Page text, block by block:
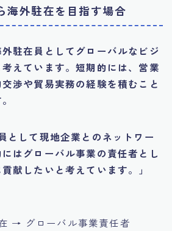
海外駐在を目指す場合
外駐在員としてグローバルなビジ
えています。短期的には、営業
渉や貿易実務の経験を積むこと
として現地企業とのネットワー
はグローバル事業の責任者とし
献したいと考えています。」
→ グローバル事業責任者